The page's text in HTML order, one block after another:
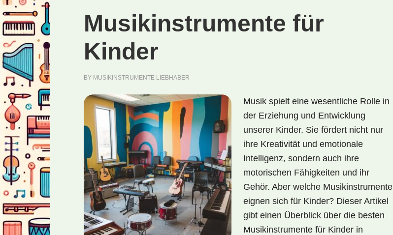
Musikinstrumente für
Kinder
BY MUSIKINSTRUMENTE LIEBHABER
Musik spielt eine wesentliche Rolle in
der Erziehung und Entwicklung
unserer Kinder. Sie fördert nicht nur
ihre Kreativität und emotionale
Intelligenz, sondern auch ihre
motorischen Fähigkeiten und ihr
Gehör. Aber welche Musikinstrumente
eignen sich für Kinder? Dieser Artikel
gibt einen Überblick über die besten
Musikinstrumente für Kinder in